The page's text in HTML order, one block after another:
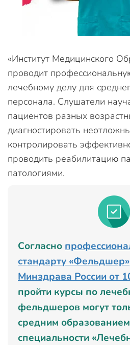
«Институт Медицинского
проводит
лечебному делу для
персонала. Слушатели
пациентов разных
диагностировать
контролировать
проводить реабилитацию
патологиями.
Согласно
стандарту «Фельдшер»
Минздрава России от
пройти курсы по
фельдшеров могут
средним
специальности